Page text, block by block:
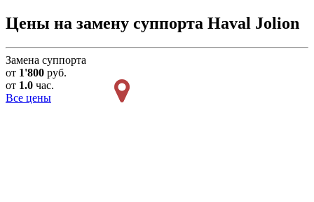
Цены на замену суппорта Haval Jolion
Замена суппорта
от 1'800 руб.
от 1.0 час.
Все цены